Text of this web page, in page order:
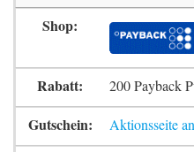
200 Payback
Aktionsseite